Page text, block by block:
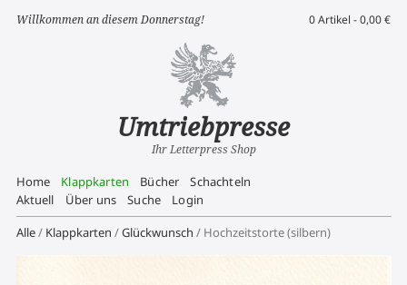
Willkommen an diesem Donnerstag!
Umtriebpresse
Ihr Letterpress Shop
0 Artikel -0,00€
Home Klappkarten Bücher
Schachteln
Aktuell
Über uns Suche
Login
Alle/ Klappkarten /Glückwunsch / Hochzeitstorte (silbern)